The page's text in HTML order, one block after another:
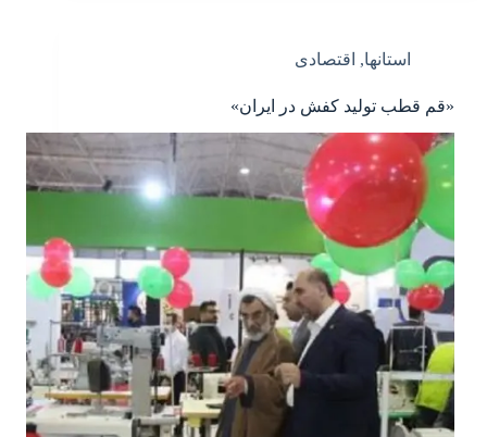
استانها, اقتصادی
«قم قطب تولید کفش در ایران»